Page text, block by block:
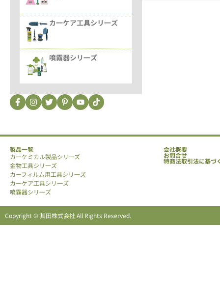
カ一ケア工具シリ一ズ
噴霧器シリ一ズ
製品一覧
カーケミカル製品シリーズ
金物工具シリ一ズ
カーフィルム用工具シリ一ズ
カ一ケア工具シリ一ズ
噴霧器シリ一ズ
会社概要
お問合せ
特商法取引法に基づ
Copyright © 其田株式会社 All Rights Reserved.